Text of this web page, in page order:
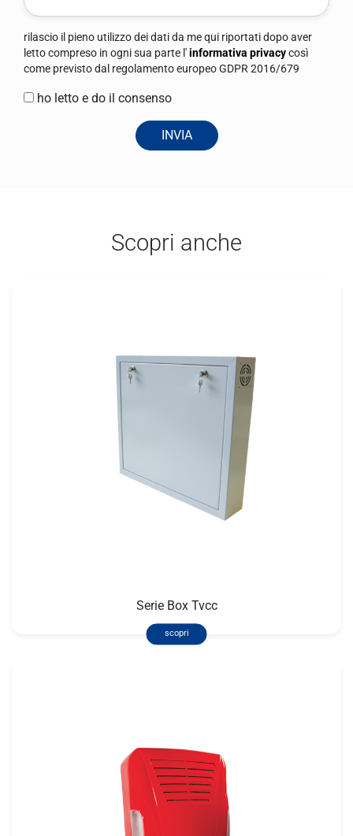
rilascio il pieno utilizzo dei dati da me qui riportati dopo aver
letto compreso in ogni sua parte l'informativa privacy
come previsto dal regolamento europeo GDPR 2016/679
ho letto e do il consenso
INVIA
Scopri anche
Serie Box Tvcc
scopri